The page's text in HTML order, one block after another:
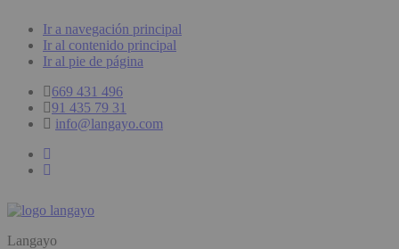
Ir a navegación principal
Ir al contenido principal
Ir al pie de página
669 431 496
91 435 79 31
info@langayo.com
Langayo